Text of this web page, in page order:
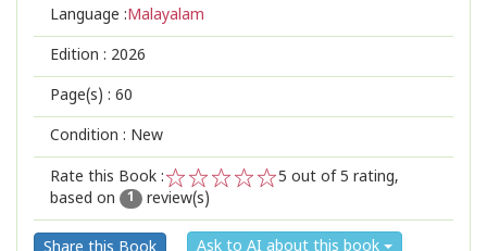
Language :Malayalam
Edition : 2026
Page(s) : 60
Condition : New
Rate this Book :
2
1
5 out of 5 rating,
based on
1 review(s)
Ask to AI about this book